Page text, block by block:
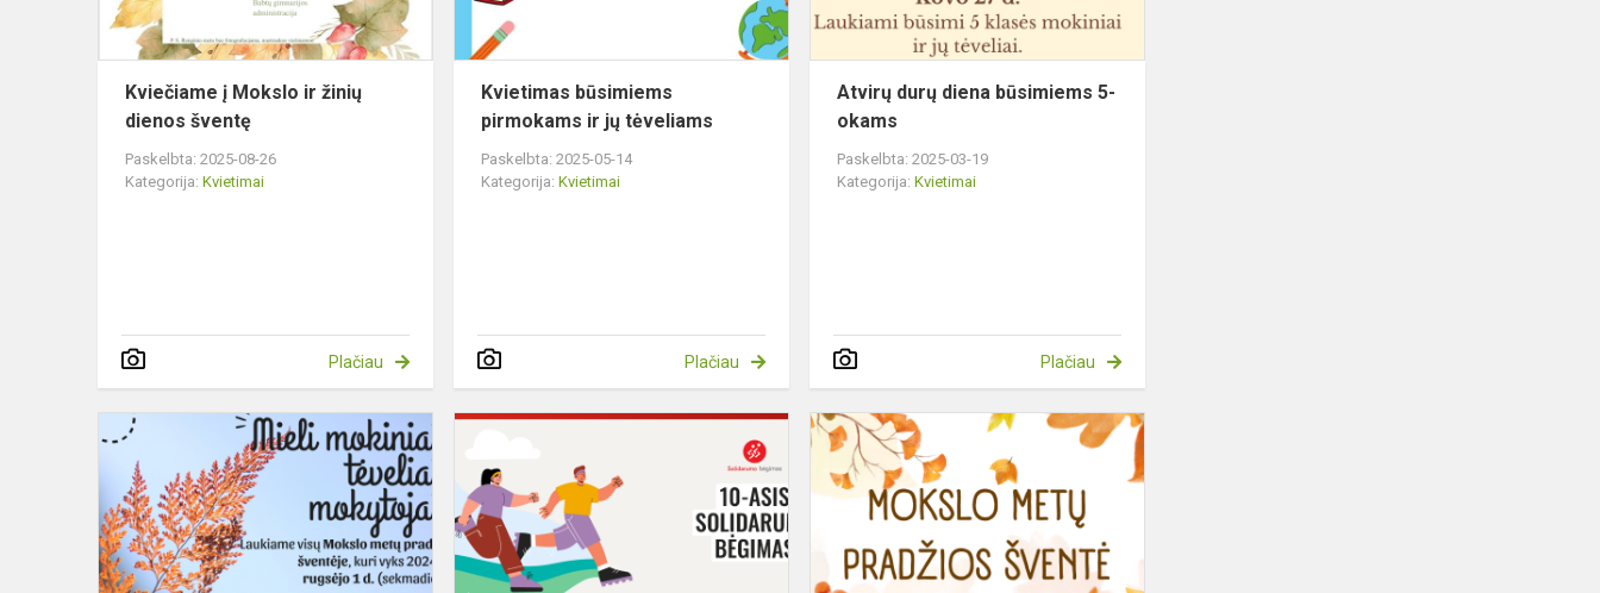
Kviečiame į Mokslo ir žinių
dienos šventę
Paskelbta: 2025-08-26
Kategorija: Kvietimai
Plačiau
Kvietimas būsimiems
pirmokams ir jų tėveliams
Paskelbta: 2025-05-14
Kategorija:Kvietimai
Plačiau
Atvirų durų diena būsimiems 5-
okams
Paskelbta: 2025-03-19
Kategorija:Kvietimai
Plačiau
Kviečiame
į
Mokslo
metų
pradžios
šventę
Solidarumo
bėgimas
2023
Kviečiame
šventėje